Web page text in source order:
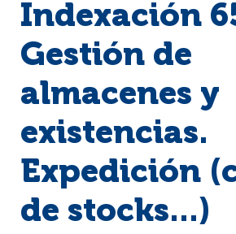
Indexación
Gestión de
almacenes y
existencias.
Expedición
de stocks...)